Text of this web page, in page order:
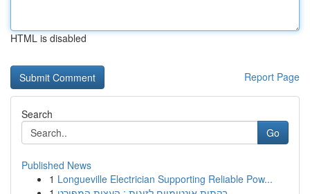
HTML is disabled
Report Page
Search
Go
Published News
1 Longueville Electrician Supporting Reliable Pow...